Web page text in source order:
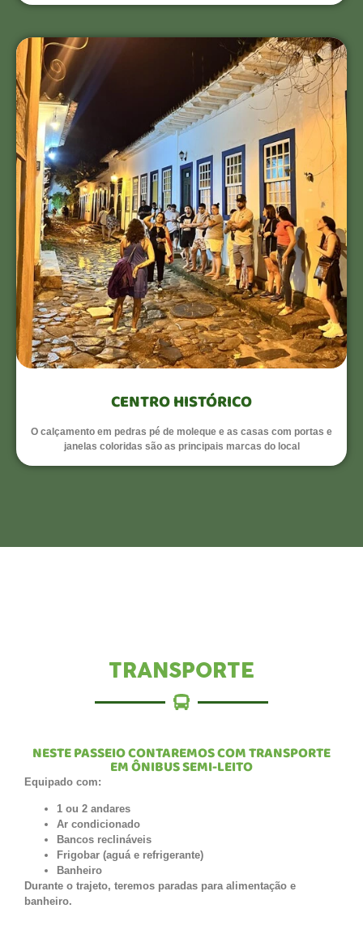
CENTRO HISTÓRICO
O calçamento em pedras pé de moleque e as casas com portas e
janelas coloridas são as principais marcas do local
TRANSPORTE
Equipado com:
1 ou 2 andares
Ar condicionado
Bancos reclináveis
Frigobar (aguá e refrigerante)
Banheiro
Durante o trajeto, teremos paradas para alimentação e
banheiro.
NESTE PASSEIO CONTAREMOS COM TRANSPORTE
EM ÔNIBUS SEMI-LEITO